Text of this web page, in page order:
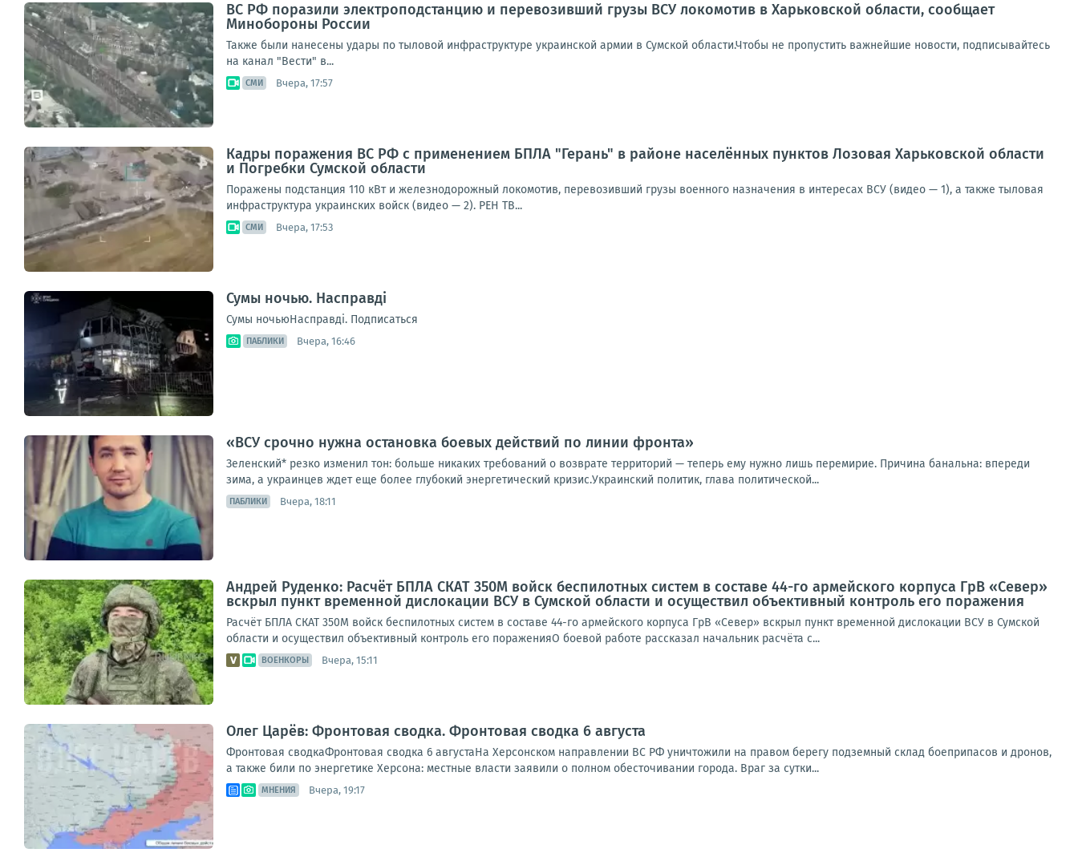
ВС РФ поразили электроподстанцию и перевозивший грузы ВСУ локомотив в Харьковской области, сообщает
Минобороны России
Также были нанесены удары по тыловой инфраструктуре украинской армии в Сумской области.Чтобы не пропустить важнейшие новости, подписывайтесь
на канал "Вести" в...
СМИ Вчера, 17:57
Кадры поражения ВС РФ с применением БПЛА "Герань" в районе населённых пунктов Лозовая Харьковской области
и Погребки Сумской области
Поражены подстанция 110 кВт и железнодорожный локомотив, перевозивший грузы военного назначения в интересах ВСУ (видео — 1), а также тыловая
инфраструктура украинских войск (видео — 2). РЕН ТВ...
СМИ Вчера, 17:53
Сумы ночью. Насправді
Сумы ночьюНасправді. Подписаться
ПАБЛИКИ Вчера, 16:46
«ВСУ срочно нужна остановка боевых действий по линии фронта»
Зеленский* резко изменил тон: больше никаких требований о возврате территорий — теперь ему нужно лишь перемирие. Причина банальна: впереди
зима, а украинцев ждет еще более глубокий энергетический кризис.Украинский политик, глава политической...
ПАБЛИКИ Вчера, 18:11
Андрей Руденко: Расчёт БПЛА СКАТ 350М войск беспилотных систем в составе 44-го армейского корпуса ГрВ «Север»
вскрыл пункт временной дислокации ВСУ в Сумской области и осуществил объективный контроль его поражения
Расчёт БПЛА СКАТ 350М войск беспилотных систем в составе 44-го армейского корпуса ГрВ «Север» вскрыл пункт временной дислокации ВСУ в Сумской
области и осуществил объективный контроль его пораженияО боевой работе рассказал начальник расчёта с...
ВОЕНКОРЫ Вчера, 15:11
Олег Царёв: Фронтовая сводка. Фронтовая сводка 6 августа
Фронтовая сводкаФронтовая сводка 6 августаНа Херсонском направлении ВС РФ уничтожили на правом берегу подземный склад боеприпасов и дронов,
а также били по энергетике Херсона: местные власти заявили о полном обесточивании города. Враг за сутки...
МНЕНИЯ Вчера, 19:17